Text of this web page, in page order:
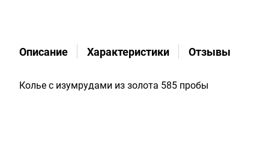
Описание Характеристики Отзывы
Колье с изумрудами из золота 585 пробы